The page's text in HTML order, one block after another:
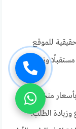
للموقع
وزيادة
منخفضة
وزيادة الطلب.